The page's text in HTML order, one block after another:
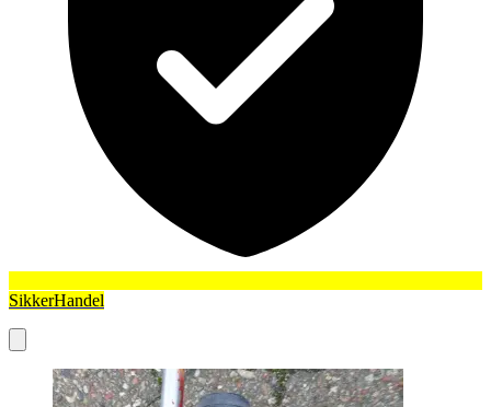
SikkerHandel